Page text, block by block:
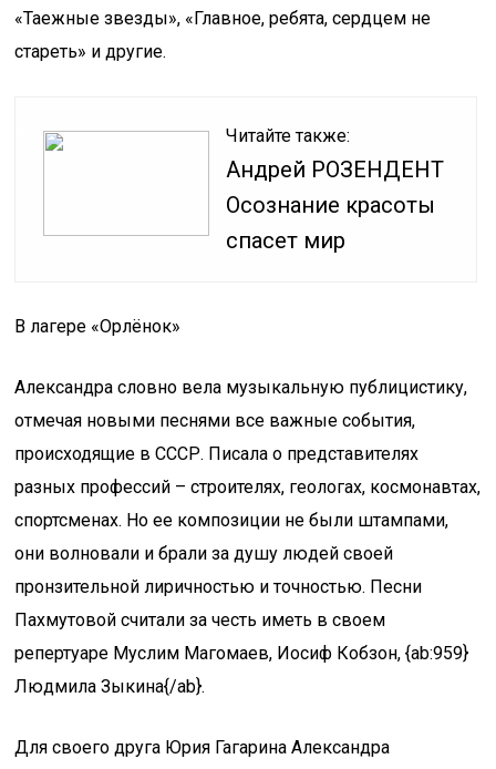
«Таежные звезды», «Главное, ребята, сердцем не
стареть» и другие.
Читайте также:
Андрей РОЗЕНДЕНТ
Осознание красоты
спасет мир
В лагере «Орлёнок»
Александра словно вела музыкальную публицистику,
отмечая новыми песнями все важные события,
происходящие в СССР. Писала о представителях
разных профессий – строителях, геологах, космонавтах,
спортсменах. Но ее композиции не были штампами,
они волновали и брали за душу людей своей
пронзительной лиричностью и точностью. Песни
Пахмутовой считали за честь иметь в своем
репертуаре Муслим Магомаев, Иосиф Кобзон, {ab:959}
Людмила Зыкина{/ab}.
Для своего друга Юрия Гагарина Александра